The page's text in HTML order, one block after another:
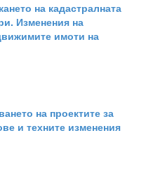
на кадастралната
Изменения на
имоти на
на проектите за
и техните изменения